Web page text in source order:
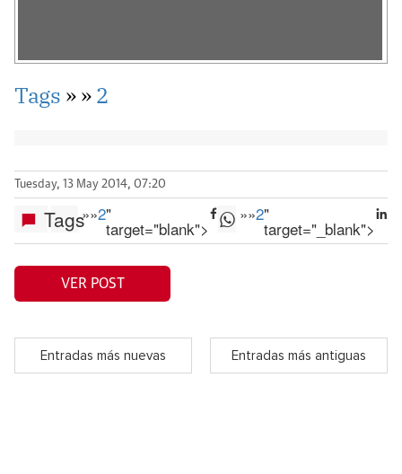
Tags »»2
Tuesday, 13 May 2014, 07:20
Tags»»2"
target="blank">
»»2"
target="_blank">
VER POST
Entradas más nuevas Entradas más antiguas